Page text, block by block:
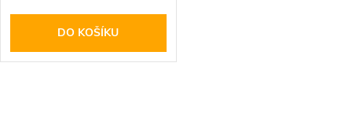
DO KOŠÍKU